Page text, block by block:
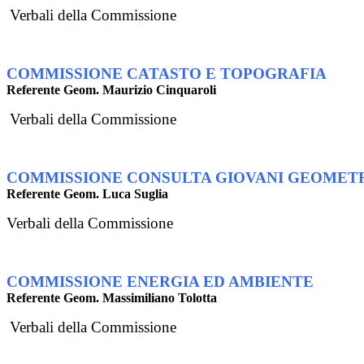
Verbali della Commissione
COMMISSIONE CATASTO E TOPOGRAFIA
Referente Geom. Maurizio Cinquaroli
Verbali della Commissione
COMMISSIONE CONSULTA GIOVANI
Referente Geom. Luca Suglia
Verbali della Commissione
COMMISSIONE ENERGIA ED AMBIENTE
Referente Geom. Massimiliano Tolotta
Verbali della Commissione